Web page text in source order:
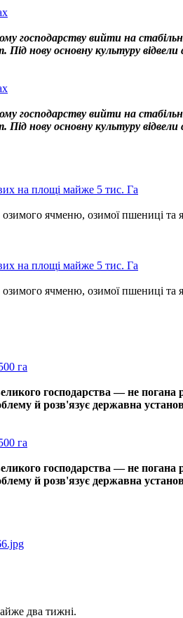
господарству вийти на
нову основну культуру відвели
господарству вийти на
нову основну культуру відвели
на площі майже 5 тис. Га
ячменю, озимої пшениці
на площі майже 5 тис. Га
ячменю, озимої пшениці
га
господарства — не погана
й розв'язує державна
га
господарства — не погана
й розв'язує державна